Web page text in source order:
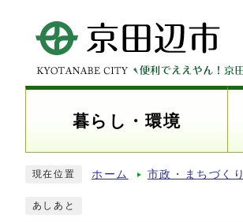
暮らし・環境
現在位置 ホーム 市政・まちづくり
あしあと